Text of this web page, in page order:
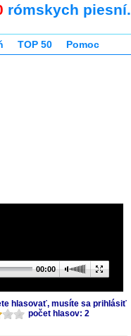
rómskych piesní.
TOP 50 Pomoc
00:00
hlasovať, musíte sa prihlásiť
počet hlasov: 2